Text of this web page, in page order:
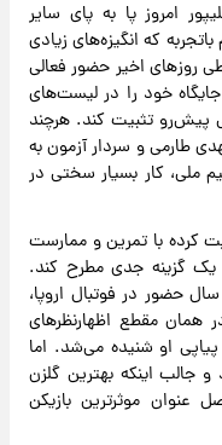
امروز پا به پای سایر
که انگیزه‌های زیادی
روزهای اخیر حضور فعالی
خود را در لیست‌های
پیش‌رو تثبیت کند. هرچند
طارمی و سردار آزمون به
ملی، کار بسیار سختی در
کرده با تمرین و ممارست
یک گزینه جدی مطرح کند.
همان‌طور که در ابتدای فصل و پس از ۴ سال حضور در فوتبال اروپا،
همان مقطع اظهارنظرهای
او شنیده می‌شد. اما
جالب اینکه بهترین گلزن
موثرترین بازیکن